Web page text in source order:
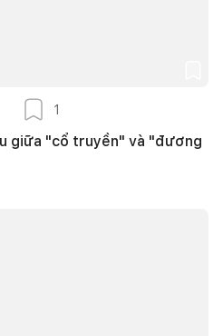
1
giữa "cổ truyền" và "đương